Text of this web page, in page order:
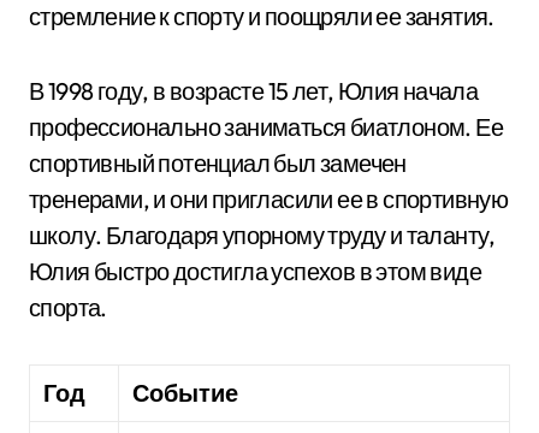
стремление к спорту и поощряли ее занятия.
В 1998 году, в возрасте 15 лет, Юлия начала
профессионально заниматься биатлоном. Ее
спортивный потенциал был замечен
тренерами, и они пригласили ее в спортивную
школу. Благодаря упорному труду и таланту,
Юлия быстро достигла успехов в этом виде
спорта.
Год Событие